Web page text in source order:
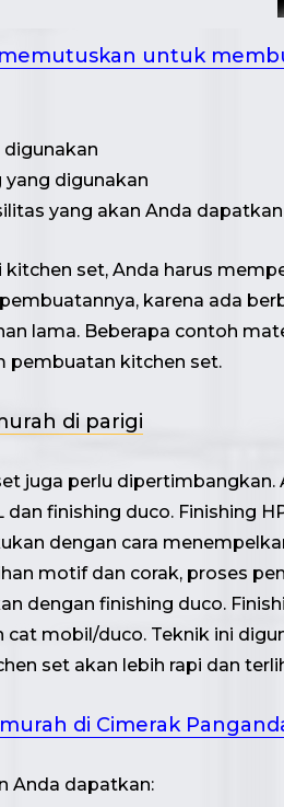
untuk
digunakan
yang digunakan
yang akan Anda
set, Anda harus
karena ada
lama. Beberapa contoh
pembuatan kitchen set.
di parigi
juga perlu
dan finishing duco. Finishing
dengan cara
motif dan corak, proses
dengan finishing duco.
cat mobil/duco. Teknik ini
set akan lebih rapi dan
di Cimerak
Anda dapatkan: